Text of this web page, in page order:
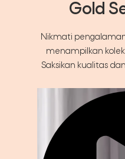
Gold
Nikmati
menampilkan
Saksikan kualitas